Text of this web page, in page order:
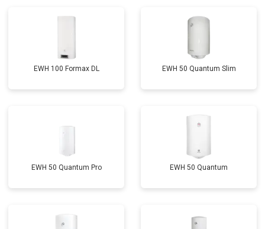
EWH 100 Formax DL EWH 50 Quantum Slim
EWH 50 Quantum Pro EWH 50 Quantum